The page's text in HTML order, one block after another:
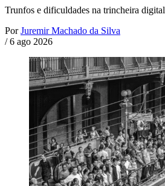
Trunfos e dificuldades na trincheira digital
Por Juremir Machado da Silva
/ 6 ago 2026